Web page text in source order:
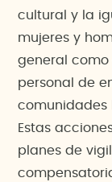
cultural y la
mujeres y
general como
personal de
comunidades
Estas
planes de